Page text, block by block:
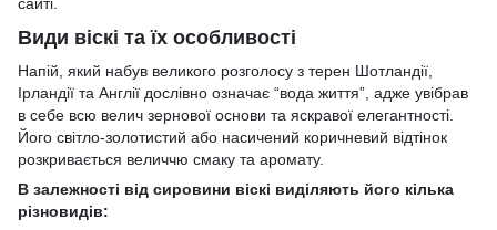
Види віскі та їх особливості
Напій, який набув великого розголосу з терен Шотландії,
Ірландії та Англії дослівно означає “вода життя”, адже увібрав
в себе всю велич зернової основи та яскравої елегантності.
Його світло-золотистий або насичений коричневий відтінок
розкривається величчю смаку та аромату.
В залежності від сировини віскі виділяють його кілька
різновидів: